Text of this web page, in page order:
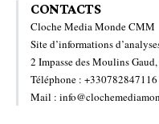
CONTACTS
Cloche Media Monde CMM
Site d’informations
2 Impasse des Moulins
Téléphone : +330782847116
Mail :